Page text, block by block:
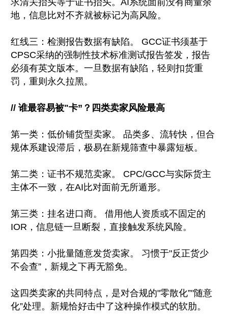
求清关抬头等于证书抬头。AI系统面前没有商量余
地，信息比对不齐就被标记为高风险。
红线三：检测报告数据有缺陷。 GCC证书须基于
CPSC采纳的强制性技术标准测试报告签发，报告
必须有英文版本。一旦数据有缺陷，轻则扣货重
罚，重则永久拉黑。
// 谁最容易被"卡”？四类卖家风险最高
第一类：低价铺货型卖家。 品类多、流转快，但合
规体系建设滞后，极易在新规筛查中暴露短板。
第二类：证书不规范卖家。 CPC/GCC与实际货主
主体不一致，在AI比对面前无所遁形。
第三类：挂名进口商。 借用他人资质或不固定的
IOR，信息链一旦断裂，直接触发系统风险。
第四类：小批量随意发货卖家。 习惯于"反正货少
不会查”，新规之下再无豁免。
这四类卖家的共同特点，是对合规的"零散化”"随意
化”处理。新规恰好击中了这种操作模式的软肋。